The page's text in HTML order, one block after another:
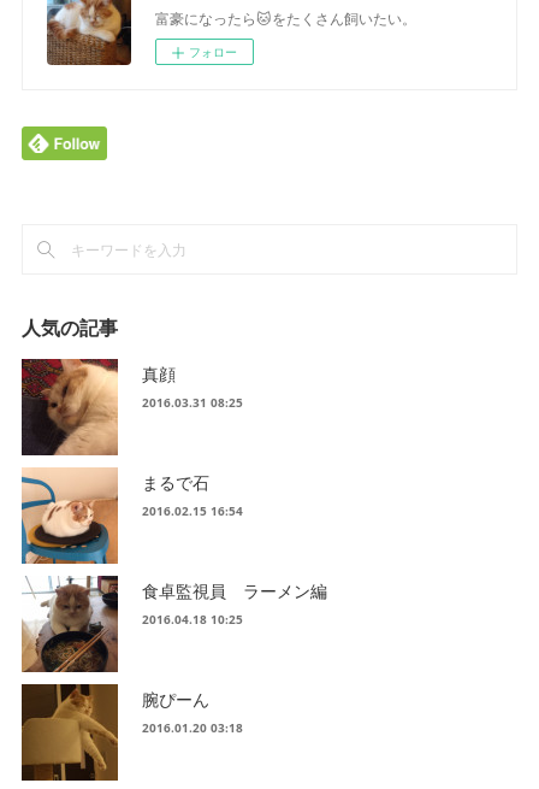
富豪になったら🐱をたくさん飼いたい。
フォロー
人気の記事
真顔
2016.03.31 08:25
まるで石
2016.02.15 16:54
食卓監視員 ラーメン編
2016.04.18 10:25
腕ぴーん
2016.01.20 03:18